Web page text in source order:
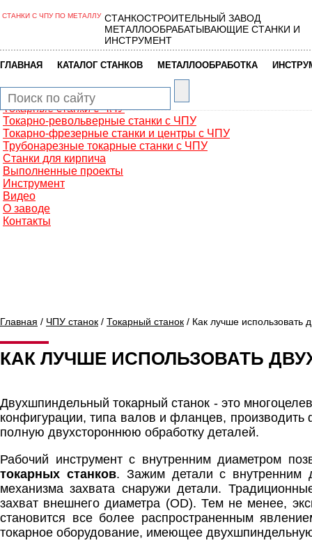
Главная
Фрезерные обрабатывающие центры
Сверлильно-фрезерные станки
Промышленные роботы манипуляторы
Токарные автоматы с ЧПУ
Токарные станки с ЧПУ
Токарно-револьверные станки с ЧПУ
Токарно-фрезерные станки и центры с ЧПУ
Трубонарезные токарные станки с ЧПУ
Станки для кирпича
Выполненные проекты
Инструмент
Видео
О заводе
Контакты
СТАНКИ С ЧПУ ПО МЕТАЛЛУ СТАНКОСТРОИТЕЛЬНЫЙ ЗАВОД
МЕТАЛЛООБРАБАТЫВАЮЩИЕ СТАНКИ И
ИНСТРУМЕНТ
ГЛАВНАЯ КАТАЛОГ СТАНКОВ МЕТАЛЛООБРАБОТКА
Главная / ЧПУ станок / Токарный станок / Как лучше использовать
КАК ЛУЧШЕ ИСПОЛЬЗОВАТЬ
Двухшпиндельный токарный станок - это
конфигурации, типа валов и фланцев,
полную двухстороннюю обработку деталей.
Рабочий инструмент с внутренним диаметром
токарных станков. Зажим детали с внутренним
механизма захвата снаружи детали.
захват внешнего диаметра (OD). Тем не менее,
становится все более распространенным
токарное оборудование, имеющее